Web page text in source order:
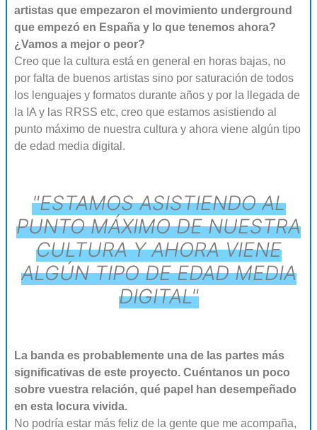
artistas que empezaron el movimiento underground
que empezó en España y lo que tenemos ahora?
¿Vamos a mejor o peor?
Creo que la cultura está en general en horas bajas, no
por falta de buenos artistas sino por saturación de todos
los lenguajes y formatos durante años y por la llegada de
la IA y las RRSS etc, creo que estamos asistiendo al
punto máximo de nuestra cultura y ahora viene algún tipo
de edad media digital .
"ESTAMOS ASISTIENDO AL
PUNTO MÁXIMO DE NUESTRA
CULTURA Y AHORA VIENE
ALGÚN TIPO DE EDAD MEDIA
DIGITAL"
La banda es probablemente una de las partes más
significativas de este proyecto. Cuéntanos un poco
sobre vuestra relación, qué papel han desempeñado
en esta locura vivida.
No podría estar más feliz de la gente que me acompaña,